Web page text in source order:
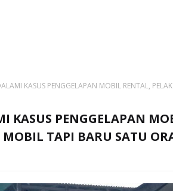
KASUS PENGGELAPAN MOBIL RENTAL,
KASUS PENGGELAPAN
TAPI BARU SATU